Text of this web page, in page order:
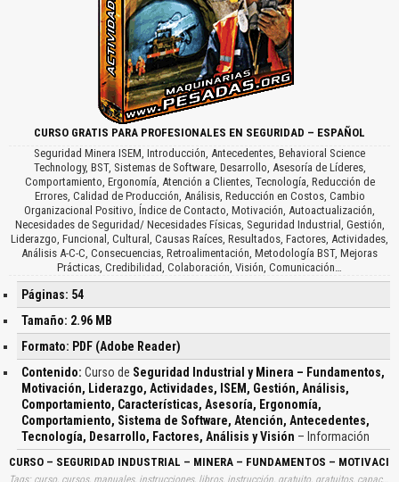
CURSO GRATIS PARA PROFESIONALES EN SEGURIDAD – ESPAÑOL
Seguridad Minera ISEM, Introducción, Antecedentes, Behavioral Science
Technology, BST, Sistemas de Software, Desarrollo, Asesoría de Líderes,
Comportamiento, Ergonomía, Atención a Clientes, Tecnología, Reducción de
Errores, Calidad de Producción, Análisis, Reducción en Costos, Cambio
Organizacional Positivo, Índice de Contacto, Motivación, Autoactualización,
Necesidades de Seguridad/ Necesidades Físicas, Seguridad Industrial, Gestión,
Liderazgo, Funcional, Cultural, Causas Raíces, Resultados, Factores, Actividades,
Análisis A-C-C, Consecuencias, Retroalimentación, Metodología BST, Mejoras
Prácticas, Credibilidad, Colaboración, Visión, Comunicación…
Páginas: 54
Tamaño: 2.96 MB
Formato: PDF (Adobe Reader)
Contenido: Curso de Seguridad Industrial y Minera – Fundamentos,
Motivación, Liderazgo, Actividades, ISEM, Gestión, Análisis,
Comportamiento, Características, Asesoría, Ergonomía,
Comportamiento, Sistema de Software, Atención, Antecedentes,
Tecnología, Desarrollo, Factores, Análisis y Visión – Información
CURSO – SEGURIDAD INDUSTRIAL – MINERA – FUNDAMENTOS –
Tags: curso, cursos, manuales, instrucciones, libros, instrucción, gratuito, gratuitos, capacitación, entrenamiento, capacitaciones, información, datos, gratis, descargar, seguridades, industriales, mineras, fundamentos, motivaciones, liderazgos, actividades, isem, gestiones, analisis, comportamientos, caracteristicas, asesorias, ergonomias, comportamientos, sistemas, softwares, atenciones, antecedentes, tecnologias, desarrollos, factores, analisis, visiones, aprender, descargas